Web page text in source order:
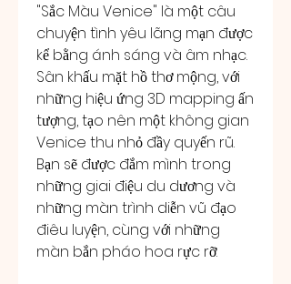
"Sắc Màu Venice" là một câu
chuyện tình yêu lãng mạn được
kể bằng ánh sáng và âm nhạc.
Sân khấu mặt hồ thơ mộng, với
những hiệu ứng 3D mapping ấn
tượng, tạo nên một không gian
Venice thu nhỏ đầy quyến rũ.
Bạn sẽ được đắm mình trong
những giai điệu du dương và
những màn trình diễn vũ đạo
điêu luyện, cùng với những
màn bắn pháo hoa rực rỡ.